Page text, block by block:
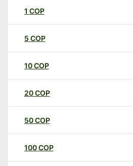
1 COP
5 COP
10COP
20COP
50COP
100COP